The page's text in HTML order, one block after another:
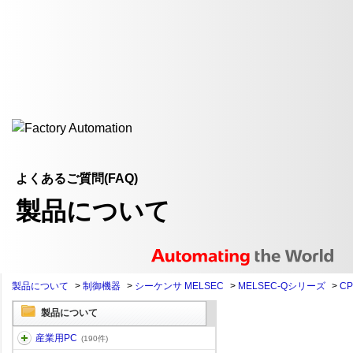
よくあるご質問(FAQ)
製品について
製品について > 制御機器 > シーケンサ MELSEC > MELSEC-Qシリーズ >
製品について
産業用PC (190件)